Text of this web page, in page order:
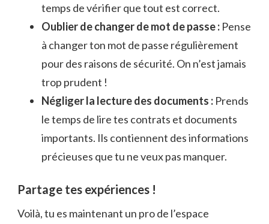
temps de vérifier que tout est correct.
Oublier de changer de mot de passe : Pense
à changer ton mot de passe régulièrement
pour des raisons de sécurité. On n’est jamais
trop prudent !
Négliger la lecture des documents : Prends
le temps de lire tes contrats et documents
importants. Ils contiennent des informations
précieuses que tu ne veux pas manquer.
Partage tes expériences !
Voilà, tu es maintenant un pro de l’espace